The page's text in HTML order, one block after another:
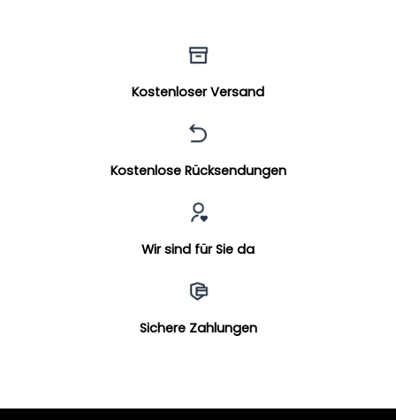
Kostenloser Versand
Kostenlose Rücksendungen
Wir sind für Sie da
Sichere Zahlungen